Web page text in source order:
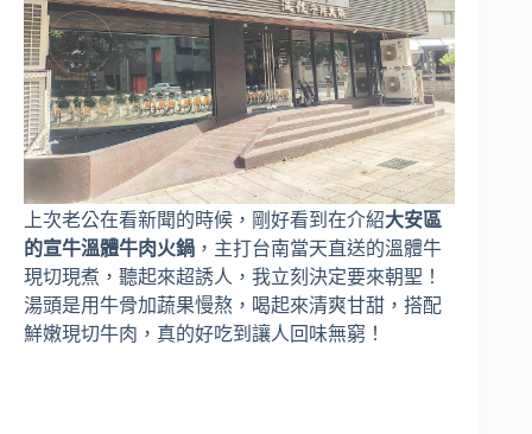
上次老公在看新聞的時候，剛好看到在介紹大安區
的宣牛溫體牛肉火鍋 ，主打台南當天直送的溫體牛
現切現煮，聽起來超誘人，我立刻決定要來朝聖！
湯頭是用牛骨加蔬果慢熬，喝起來清爽甘甜，搭配
鮮嫩現切牛肉，真的好吃到讓人回味無窮！